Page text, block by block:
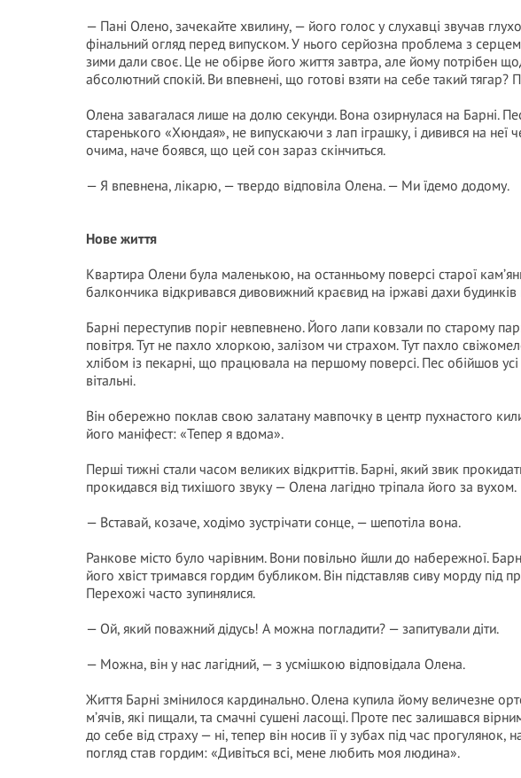
— Пані Олено, зачекайте хвилину, — його голос у слухавці звучав
фінальний огляд перед випуском. У нього серйозна проблема з серцем.
зими дали своє. Це не обірве його життя завтра, але йому потрібен
абсолютний спокій. Ви впевнені, що готові взяти на себе такий тягар?
Олена завагалася лише на долю секунди. Вона озирнулася на Барні.
старенького «Хюндая», не випускаючи з лап іграшку, і дивився на неї
очима, наче боявся, що цей сон зараз скінчиться.
— Я впевнена, лікарю, — твердо відповіла Олена. — Ми їдемо додому.
Нове життя
Квартира Олени була маленькою, на останньому поверсі старої
балкончика відкривався дивовижний краєвид на іржаві дахи
Барні переступив поріг невпевнено. Його лапи ковзали по старому
повітря. Тут не пахло хлоркою, залізом чи страхом. Тут пахло
хлібом із пекарні, що працювала на першому поверсі. Пес обійшов
вітальні.
Він обережно поклав свою залатану мавпочку в центр пухнастого
його маніфест: «Тепер я вдома».
Перші тижні стали часом великих відкриттів. Барні, який звик
прокидався від тихішого звуку — Олена лагідно тріпала його за вухом.
— Вставай, козаче, ходімо зустрічати сонце, — шепотіла вона.
Ранкове місто було чарівним. Вони повільно йшли до набережної.
його хвіст тримався гордим бубликом. Він підставляв сиву морду під
Перехожі часто зупинялися.
— Ой, який поважний дідусь! А можна погладити? — запитували діти.
— Можна, він у нас лагідний, — з усмішкою відповідала Олена.
Життя Барні змінилося кардинально. Олена купила йому величезне
м’ячів, які пищали, та смачні сушені ласощі. Проте пес залишався
до себе від страху — ні, тепер він носив її у зубах під час
погляд став гордим: «Дивіться всі, мене любить моя людина».